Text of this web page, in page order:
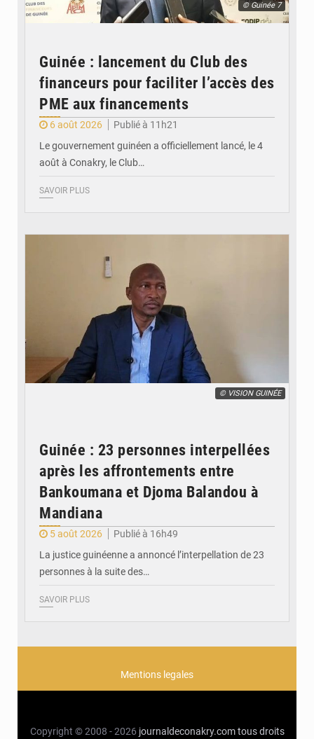
© Guinée 7
Guinée : lancement du Club des
financeurs pour faciliter l’accès des
PME aux financements
6 août 2026
Publié à 11h21
Le gouvernement guinéen a officiellement lancé, le 4
août à Conakry, le Club…
SAVOIR PLUS
© VISION GUINÉE
Guinée : 23 personnes interpellées
après les affrontements entre
Bankoumana et Djoma Balandou à
Mandiana
5 août 2026
Publié à 16h49
La justice guinéenne a annoncé l’interpellation de 23
personnes à la suite des…
SAVOIR PLUS
Mentions legales
Copyright © 2008 - 2026 journaldeconakry.com tous droits